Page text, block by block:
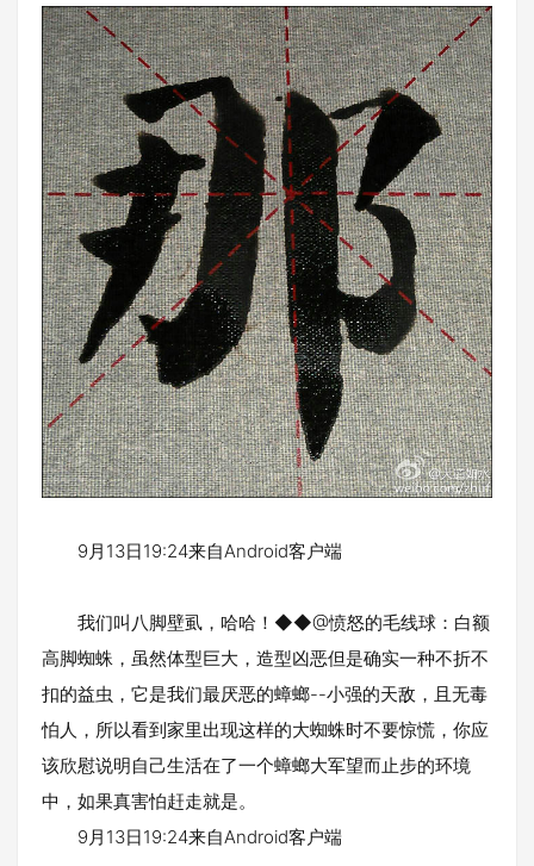
9月13日19:24来自Android客户端
我们叫八脚壁虱，哈哈！◆◆@愤怒的毛线球：白额
高脚蜘蛛，虽然体型巨大，造型凶恶但是确实一种不折不
扣的益虫，它是我们最厌恶的蟑螂--小强的天敌，且无毒
怕人，所以看到家里出现这样的大蜘蛛时不要惊慌，你应
该欣慰说明自己生活在了一个蟑螂大军望而止步的环境
中，如果真害怕赶走就是。
9月13日19:24来自Android客户端